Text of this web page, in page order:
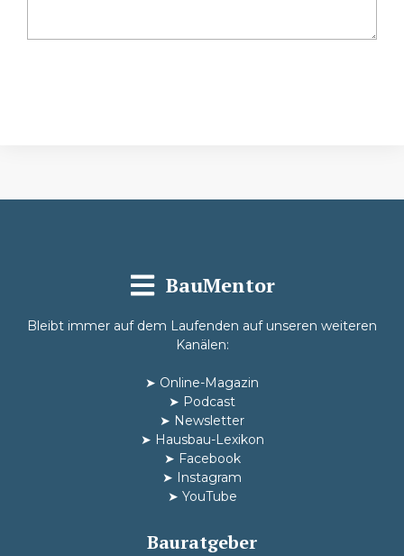
BauMentor
Bleibt immer auf dem Laufenden auf unseren weiteren
Kanälen:
➤ Online-Magazin
➤ Podcast
➤ Newsletter
➤ Hausbau-Lexikon
➤ Facebook
➤ Instagram
➤ YouTube
Bauratgeber